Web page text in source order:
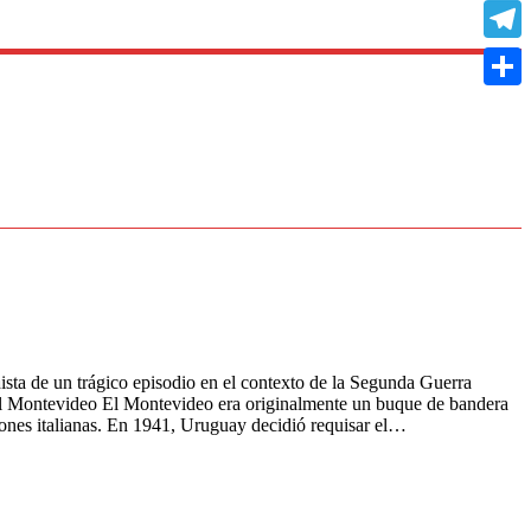
de un trágico episodio en el contexto de la Segunda Guerra
El Montevideo era originalmente un buque de bandera
italianas. En 1941, Uruguay decidió requisar el…
Copy
Link